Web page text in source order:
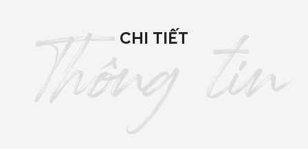
Thông tin
CHI TIẾT